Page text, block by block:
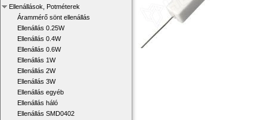
Ellenállások, Potméterek
Árammérő sönt ellenállás
Ellenállás 0.25W
Ellenállás 0.4W
Ellenállás 0.6W
Ellenállás 1W
Ellenállás 2W
Ellenállás 3W
Ellenállás egyéb
Ellenállás háló
Ellenállás SMD0402